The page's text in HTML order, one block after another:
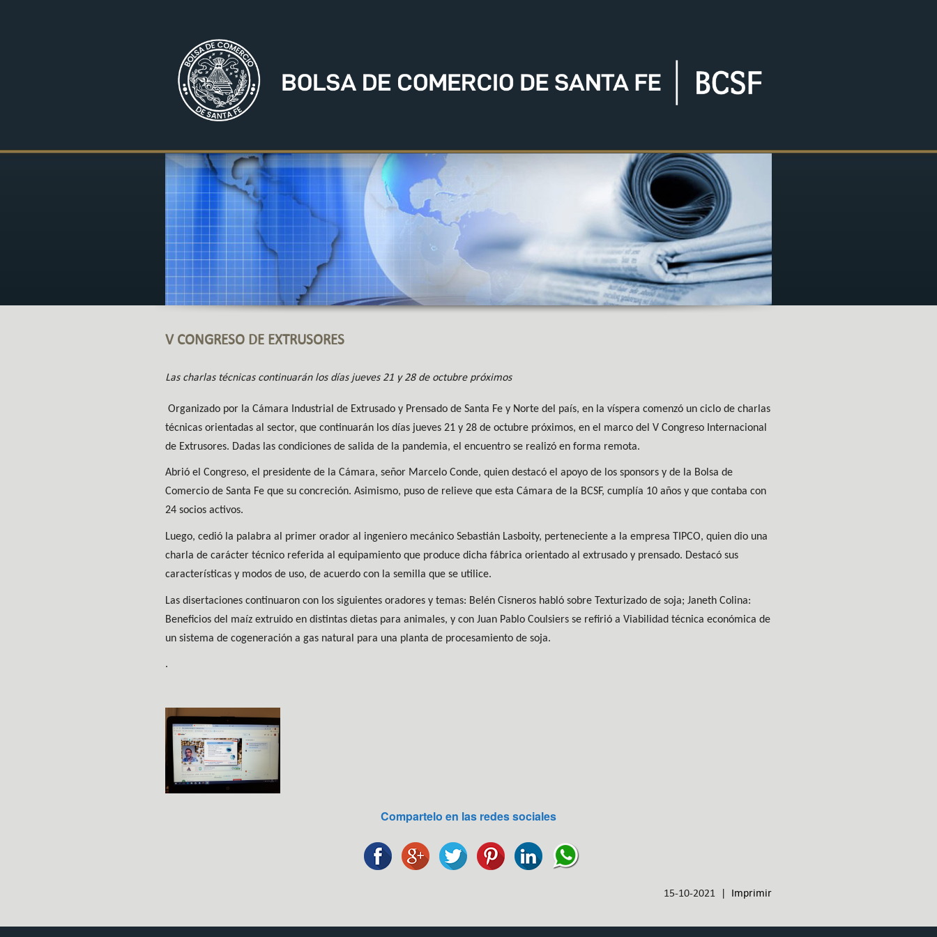
V CONGRESO DE EXTRUSORES
Las charlas técnicas continuarán los días jueves 21 y 28 de octubre próximos
Organizado por la Cámara Industrial de Extrusado y Prensado de Santa Fe y Norte del país, en la víspera comenzó un ciclo de charlas
técnicas orientadas al sector, que continuarán los días jueves 21 y 28 de octubre próximos, en el marco del V Congreso Internacional
de Extrusores. Dadas las condiciones de salida de la pandemia, el encuentro se realizó en forma remota.
Abrió el Congreso, el presidente de la Cámara, señor Marcelo Conde, quien destacó el apoyo de los sponsors y de la Bolsa de
Comercio de Santa Fe que su concreción. Asimismo, puso de relieve que esta Cámara de la BCSF, cumplía 10 años y que contaba con
24 socios activos.
Luego, cedió la palabra al primer orador al ingeniero mecánico Sebastián Lasboity, perteneciente a la empresa TIPCO, quien dio una
charla de carácter técnico referida al equipamiento que produce dicha fábrica orientado al extrusado y prensado. Destacó sus
características y modos de uso, de acuerdo con la semilla que se utilice.
Las disertaciones continuaron con los siguientes oradores y temas: Belén Cisneros habló sobre Texturizado de soja; Janeth Colina:
Beneficios del maíz extruido en distintas dietas para animales, y con Juan Pablo Coulsiers se refirió a Viabilidad técnica económica de
un sistema de cogeneración a gas natural para una planta de procesamiento de soja.
.
Compartelo en las redes sociales
15-10-2021 | Imprimir